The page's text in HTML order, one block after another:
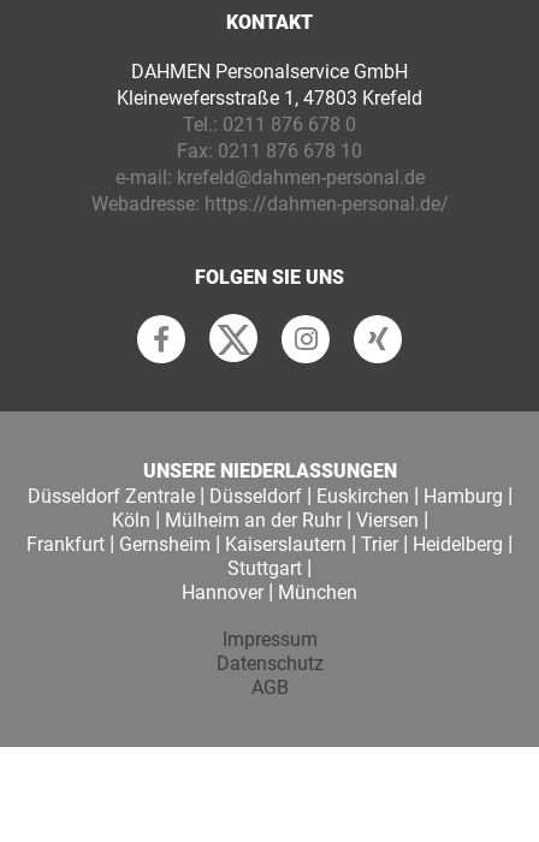
KONTAKT
DAHMEN Personalservice GmbH
Kleinewefersstraße 1, 47803 Krefeld
Tel.: 0211 876 678 0
Fax: 0211 876 678 10
e-mail: krefeld@dahmen-personal.de
Webadresse: https://dahmen-personal.de/
FOLGEN SIE UNS
UNSERE NIEDERLASSUNGEN
Düsseldorf Zentrale| Düsseldorf| Euskirchen | Hamburg |
Köln | Mülheim an der Ruhr| Viersen |
Frankfurt | Gernsheim | Kaiserslautern | Trier | Heidelberg |
Stuttgart |
Hannover | München
Impressum
Datenschutz
AGB